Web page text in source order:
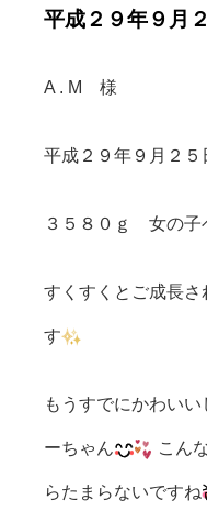
平成２９年９月
A . M 様
平成２９年９月２
３５８０ｇ 女の
すくすくとご成長さ
す
もうすでにかわい
ーちゃん こん
らたまらないですね